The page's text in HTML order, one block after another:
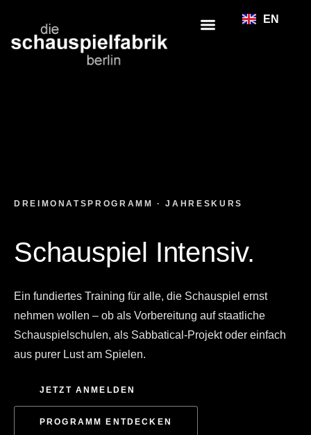
EN
DREIMONATSPROGRAMM · JAHRESKURS
Schauspiel Intensiv.
Ein fundiertes Training für alle, die Schauspiel ernst
nehmen wollen – ob als Vorbereitung auf staatliche
Schauspielschulen, als Sabbatical-Projekt oder einfach
aus purer Lust am Spielen.
JETZT ANMELDEN
PROGRAMM ENTDECKEN